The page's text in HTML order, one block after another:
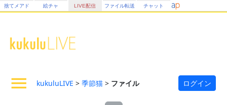
捨てメアド 絵チャ LIVE配信 ファイル転送 チャット
kukuluLIVE > 季節猫 > ファイル ログイン